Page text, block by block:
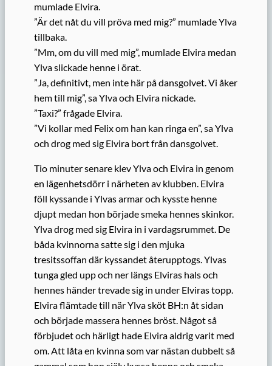
mumlade Elvira.
”Är det nåt du vill pröva med mig?” mumlade Ylva
tillbaka.
”Mm, om du vill med mig”, mumlade Elvira medan
Ylva slickade henne i örat.
”Ja, definitivt, men inte här på dansgolvet. Vi åker
hem till mig”, sa Ylva och Elvira nickade.
”Taxi?” frågade Elvira.
”Vi kollar med Felix om han kan ringa en”, sa Ylva
och drog med sig Elvira bort från dansgolvet.
Tio minuter senare klev Ylva och Elvira in genom
en lägenhetsdörr i närheten av klubben. Elvira
föll kyssande i Ylvas armar och kysste henne
djupt medan hon började smeka hennes skinkor.
Ylva drog med sig Elvira in i vardagsrummet. De
båda kvinnorna satte sig i den mjuka
tresitssoffan där kyssandet återupptogs. Ylvas
tunga gled upp och ner längs Elviras hals och
hennes händer trevade sig in under Elviras topp.
Elvira flämtade till när Ylva sköt BH:n åt sidan
och började massera hennes bröst. Något så
förbjudet och härligt hade Elvira aldrig varit med
om. Att låta en kvinna som var nästan dubbelt så